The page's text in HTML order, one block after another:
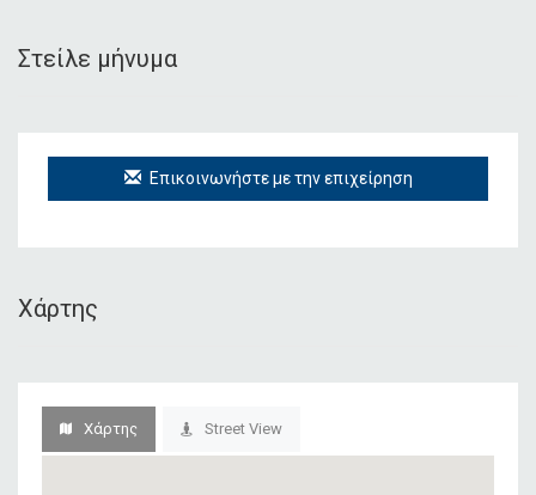
Στείλε μήνυμα
Επικοινωνήστε με την επιχείρηση
Χάρτης
Χάρτης Street View